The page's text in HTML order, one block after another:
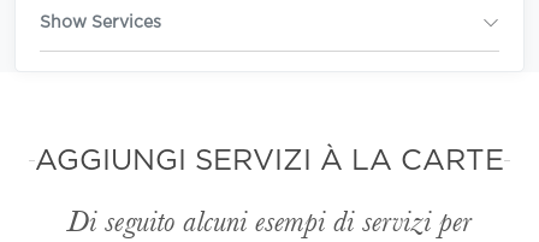
Show Services
AGGIUNGI SERVIZI À LA CARTE
Di seguito alcuni esempi di servizi per